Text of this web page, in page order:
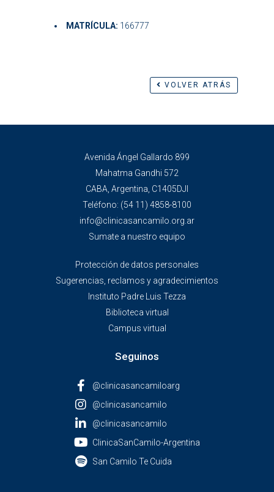
MATRÍCULA: 166777
VOLVER ATRÁS
Avenida Ángel Gallardo 899
Mahatma Gandhi 572
CABA, Argentina, C1405DJI
Teléfono: (54 11) 4858-8100
info@clinicasancamilo.org.ar
Sumate a nuestro equipo
Protección de datos personales
Sugerencias, reclamos y agradecimientos
Instituto Padre Luis Tezza
Biblioteca virtual
Campus virtual
Seguinos
@clinicasancamiloarg
@clinicasancamilo
@clinicasancamilo
ClinicaSanCamilo-Argentina
San Camilo Te Cuida